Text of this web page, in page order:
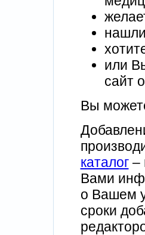
или
сайт
Вы
каталог–
Вами
о Вашем
сроки